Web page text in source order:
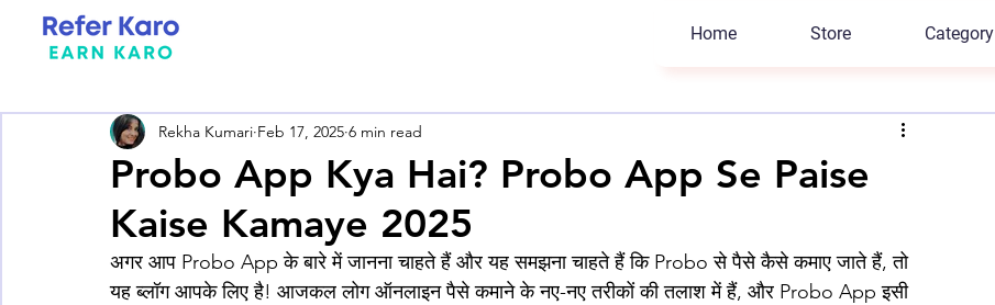
Home Store Category
Probo App Kya Hai? Probo App Se Paise
Kaise Kamaye 2025
Rekha Kumari Feb 17, 2025 6 min read
अगर आप Probo App के बारे में जानना चाहते हैं और यह समझना चाहते हैं कि Probo से पैसे कैसे कमाए जाते हैं, तो
यह ब्लॉग आपके लिए है! आजकल लोग ऑनलाइन पैसे कमाने के नए-नए तरीकों की तलाश में हैं, और Probo App इसी